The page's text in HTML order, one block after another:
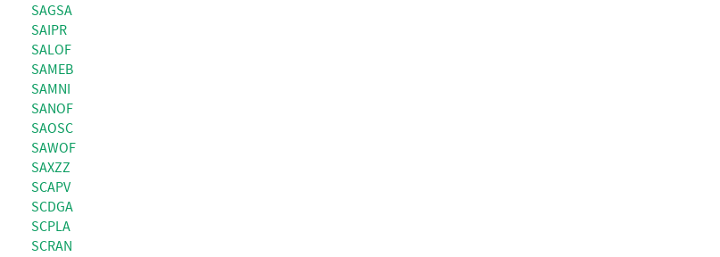
SAGSA
SAIPR
SALOF
SAMEB
SAMNI
SANOF
SAOSC
SAWOF
SAXZZ
SCAPV
SCDGA
SCPLA
SCRAN